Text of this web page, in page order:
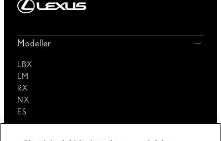
Modeller
LBX
LM
RX
NX
ES
Lexus'u Keşfedin!